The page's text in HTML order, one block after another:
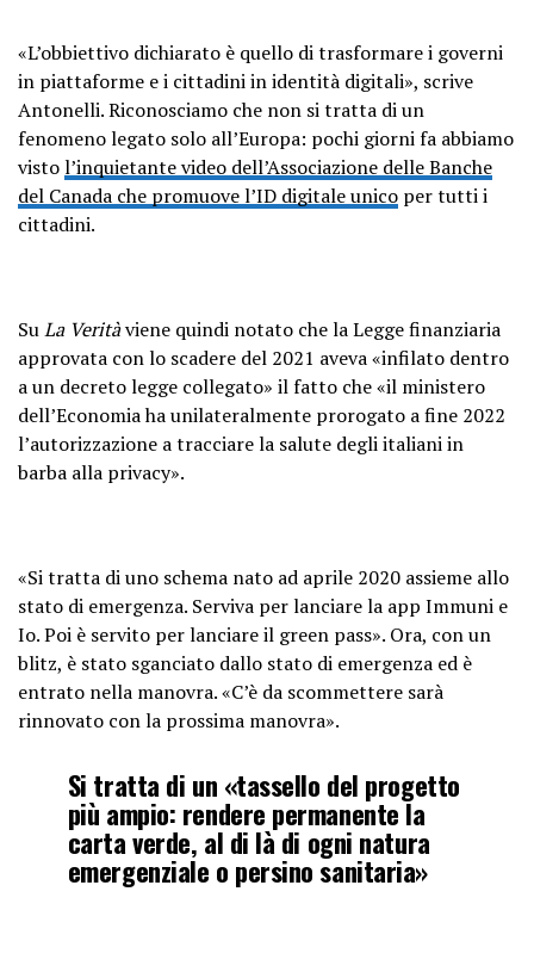
«L’obbiettivo dichiarato è quello di trasformare i governi
in piattaforme e i cittadini in identità digitali», scrive
Antonelli. Riconosciamo che non si tratta di un
fenomeno legato solo all’Europa: pochi giorni fa abbiamo
vistol’inquietante video dell’Associazione delle Banche
del Canada che promuove l’ID digitale unico per tutti i
cittadini.
SuLa Veritàviene quindi notato che la Legge finanziaria
approvata con lo scadere del 2021 aveva «infilato dentro
a un decreto legge collegato» il fatto che «il ministero
dell’Economia ha unilateralmente prorogato a fine 2022
l’autorizzazione a tracciare la salute degli italiani in
barba alla privacy».
«Si tratta di uno schema nato ad aprile 2020 assieme allo
stato di emergenza. Serviva per lanciare la app Immuni e
Io. Poi è servito per lanciare il green pass». Ora, con un
blitz, è stato sganciato dallo stato di emergenza ed è
entrato nella manovra. «C’è da scommettere sarà
rinnovato con la prossima manovra».
Si tratta di un «tassello del progetto
più ampio: rendere permanente la
carta verde, al di là di ogni natura
emergenziale o persino sanitaria»